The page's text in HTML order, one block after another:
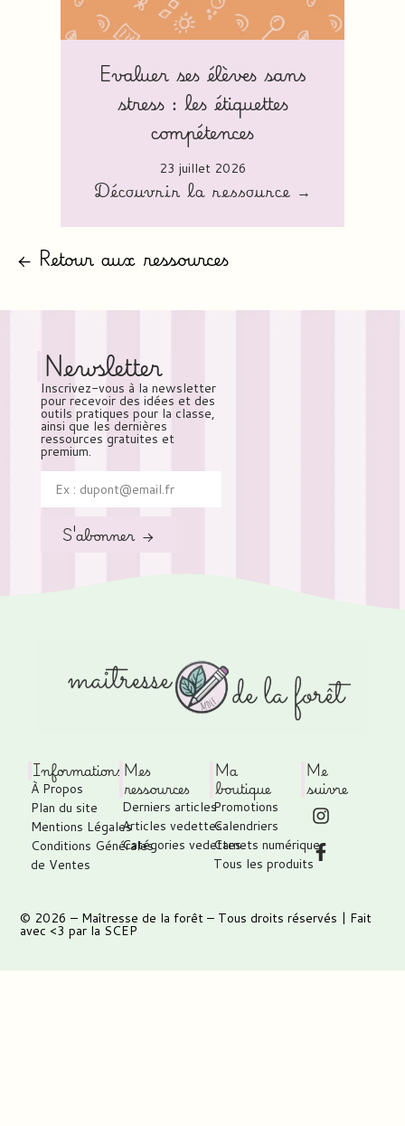
Evaluer ses élèves sans
stress : les étiquettes
compétences
23 juillet 2026
Découvrir la ressource →
← Retour aux ressources
Newsletter
Inscrivez-vous à la newsletter
pour recevoir des idées et des
outils pratiques pour la classe,
ainsi que les dernières
ressources gratuites et
premium.
S'abonner →
Informations
À Propos
Plan du site
Mentions Légales
Conditions Générales
de Ventes
Mes
ressources
Derniers articles
Articles vedettes
Catégories vedettes
Ma
boutique
Promotions
Calendriers
Carnets numérique
Tous les produits
Me
suivre
© 2026 – Maîtresse de la forêt – Tous droits réservés | Fait
avec <3 par la SCEP